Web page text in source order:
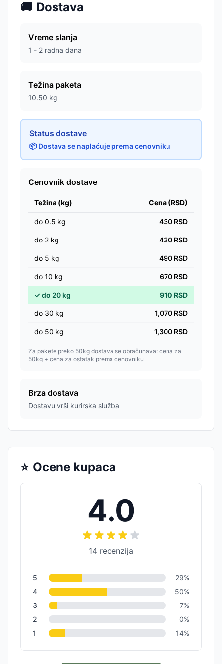
🚚 Dostava
Vreme slanja
1 - 2 radna dana
Težina paketa
10.50 kg
Status dostave
📦 Dostava se naplaćuje prema cenovniku
Cenovnik dostave
Težina (kg) Cena (RSD)
do 0.5 kg 430 RSD
do 2 kg 430 RSD
do 5 kg 490 RSD
do 10 kg 670 RSD
✓do 20 kg 910 RSD
do 30 kg 1,070 RSD
do 50 kg 1,300 RSD
Za pakete preko 50kg dostava se obračunava: cena za
50kg + cena za ostatak prema cenovniku
Brza dostava
Dostavu vrši kurirska služba
⭐ Ocene kupaca
4.0
14 recenzija
5 29%
4
50%
3
7%
2
0%
1
14%